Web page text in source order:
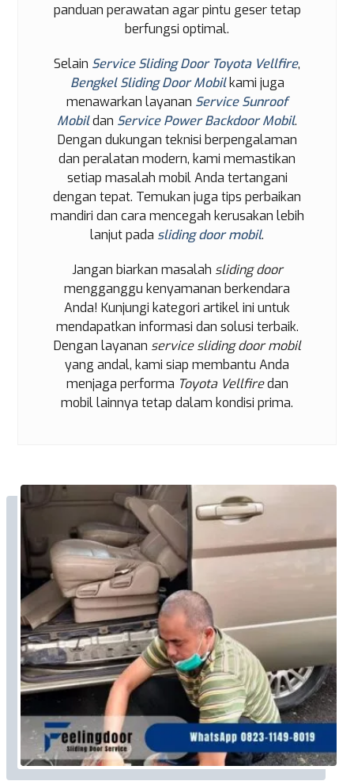
panduan perawatan agar pintu geser tetap
berfungsi optimal.
Selain Service Sliding Door Toyota Vellfire,
Bengkel Sliding Door Mobilkami juga
menawarkan layanan Service Sunroof
Mobildan Service Power Backdoor Mobil.
Dengan dukungan teknisi berpengalaman
dan peralatan modern, kami memastikan
setiap masalah mobil Anda tertangani
dengan tepat. Temukan juga tips perbaikan
mandiri dan cara mencegah kerusakan lebih
lanjut pada sliding door mobil.
Jangan biarkan masalah sliding door
mengganggu kenyamanan berkendara
Anda! Kunjungi kategori artikel ini untuk
mendapatkan informasi dan solusi terbaik.
Dengan layanan service sliding door mobil
yang andal, kami siap membantu Anda
menjaga performa Toyota Vellfiredan
mobil lainnya tetap dalam kondisi prima.